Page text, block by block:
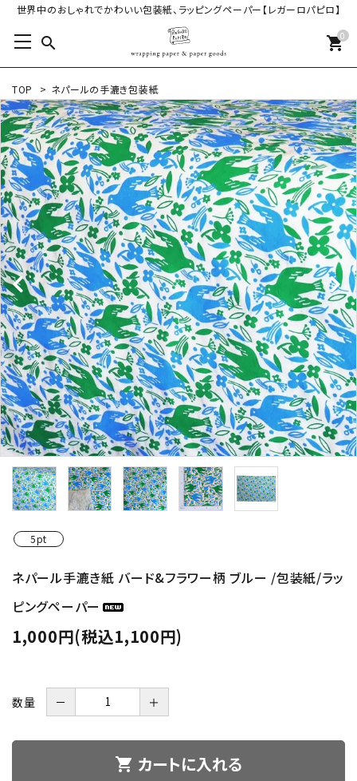
世界中のおしゃれでかわいい包装紙、ラッピングペーパー【レガーロパピロ】
search 0
shopping_cart
TOP > ネパールの手漉き包装紙
5pt
ネパール手漉き紙 バード&フラワー柄 ブルー /包装紙/ラッ
ピングペーパー
1,000円(税込1,100円)
数量 － ＋
shopping_cart カートに入れる